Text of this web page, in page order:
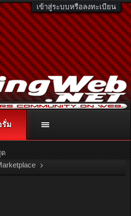
เข้าสู่ระบบหรือลงทะเบียน
หรือโทร. 081-811-1138
ละเอียดเพิ่มเติม คลิกที่นี่
รั่ม